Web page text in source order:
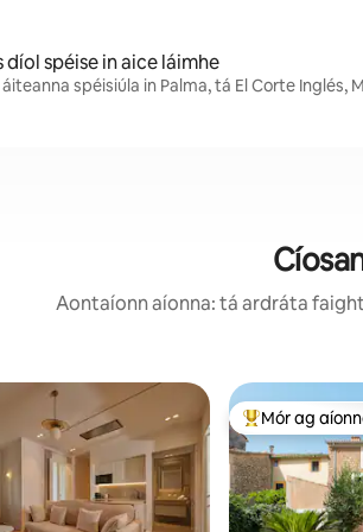
díol spéise in aice láimhe
spéisiúla in Palma, tá El Corte
Aontaíonn aíonna: tá ardráta
An-mhór ag
Mór ag